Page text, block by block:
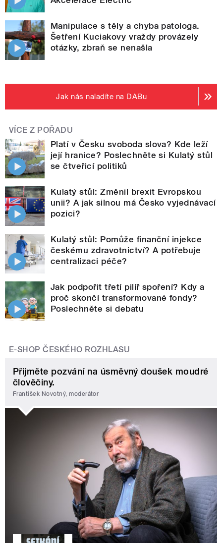
Manipulace s těly a chyba patologa.
Šetření Kuciakovy vraždy provázely
otázky, zbraň se nenašla
Jak nás naladíte na DABu
VÍCE Z POŘADU
Platí v Česku svoboda slova? Kde leží
její hranice? Poslechněte si Kulatý stůl
se čtveřicí politiků
Kulatý stůl: Změnil brexit Evropskou
unii? A jak silnou má Česko vyjednávací
pozici?
Kulatý stůl: Pomůže finanční injekce
českému zdravotnictví? A potřebuje
centralizaci péče?
Jak podpořit třetí pilíř spoření? Kdy a
proč skončí transformované fondy?
Poslechněte si debatu
E-SHOP ČESKÉHO ROZHLASU
Přijměte pozvání na úsměvný doušek moudré
člověčiny.
František Novotný, moderátor